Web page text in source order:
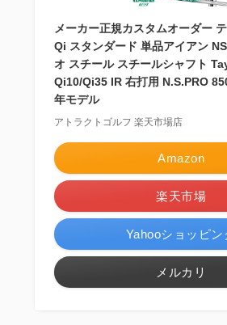
メーカー正規カスタムオーダー
Qi スタンダード 単品アイアン
オ スチール スチールシャフト
Qi10/Qi35 IR 右打用 N.S.PRO
年モデル
アトラクトゴルフ 楽天市場店
Amazon
楽天市場
Yahooショッピン
メルカリ